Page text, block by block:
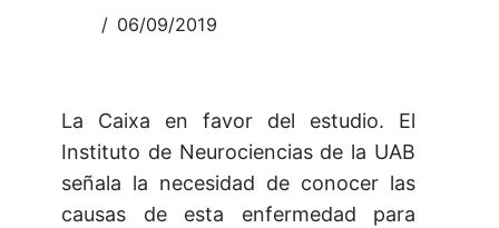
06/09/2019
La Caixa en favor del estudio. El
Instituto de Neurociencias de la UAB
señala la necesidad de conocer las
causas de esta enfermedad para